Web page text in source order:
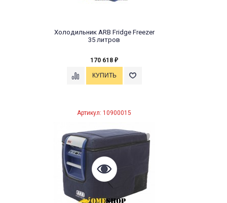
Холодильник ARB Fridge Freezer
35 литров
170 618 ₽
Артикул: 10900015